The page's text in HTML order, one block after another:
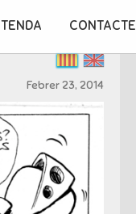
TENDA CONTACTE
Febrer 23, 2014